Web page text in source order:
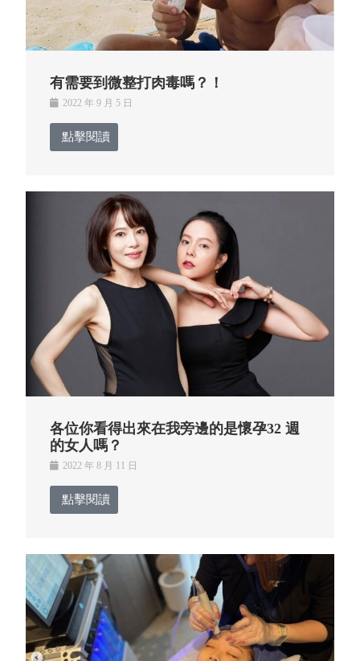
有需要到微整打肉毒嗎？！
2022 年 9 月 5 日
點擊閱讀
各位你看得出來在我旁邊的是懷孕32 週
的女人嗎？
2022 年 8 月 11 日
點擊閱讀